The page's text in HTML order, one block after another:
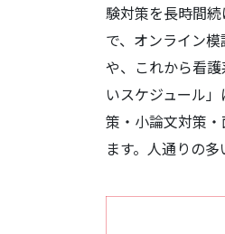
験対策を長時間
で、オンライン
や、これから看
いスケジュール
策・小論文対策
ます。人通りの